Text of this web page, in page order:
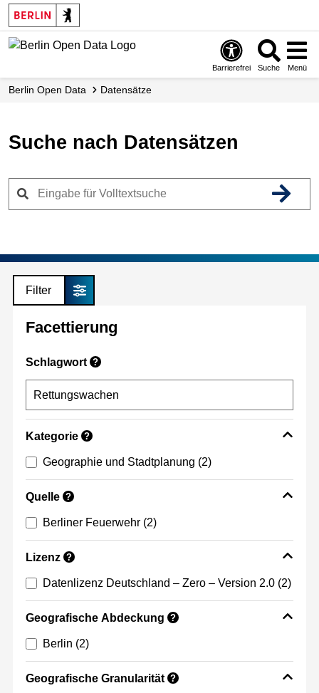
Skip
to
main
Barrierefrei Suche Menü
Berlin Open Data Datensätze
Suche nach Datensätzen
Filter
Facettierung
Schlagwort ?
Kategorie ?
Geographie und Stadtplanung (2)
Quelle ?
Berliner Feuerwehr (2)
Lizenz ?
Datenlizenz Deutschland – Zero – Version 2.0 (2)
Geografische Abdeckung ?
Berlin (2)
Geografische Granularität ?